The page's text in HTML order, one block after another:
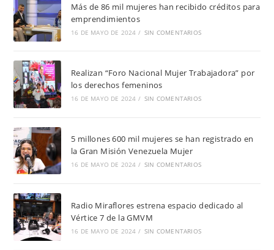
Más de 86 mil mujeres han recibido créditos para
emprendimientos
16 DE MAYO DE 2024 / SIN COMENTARIOS
Realizan “Foro Nacional Mujer Trabajadora” por
los derechos femeninos
16 DE MAYO DE 2024 / SIN COMENTARIOS
5 millones 600 mil mujeres se han registrado en
la Gran Misión Venezuela Mujer
16 DE MAYO DE 2024 / SIN COMENTARIOS
Radio Miraflores estrena espacio dedicado al
Vértice 7 de la GMVM
16 DE MAYO DE 2024 / SIN COMENTARIOS